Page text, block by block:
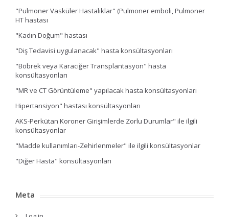
"Pulmoner Vasküler Hastalıklar" (Pulmoner emboli, Pulmoner
HT hastası
"Kadın Doğum" hastası
"Diş Tedavisi uygulanacak" hasta konsültasyonları
"Böbrek veya Karaciğer Transplantasyon" hasta
konsültasyonları
"MR ve CT Görüntüleme" yapılacak hasta konsültasyonları
Hipertansiyon" hastası konsültasyonları
AKS-Perkütan Koroner Girişimlerde Zorlu Durumlar" ile ilgili
konsültasyonlar
"Madde kullanımları-Zehirlenmeler" ile ilgili konsültasyonlar
"Diğer Hasta" konsültasyonları
Meta